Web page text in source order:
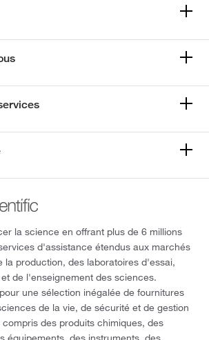
la science en offrant plus de 6 millions
d'assistance étendus aux marchés
la production, des laboratoires d'essai,
de l'enseignement des sciences.
une sélection inégalée de fournitures
de la vie, de sécurité et de gestion
des produits chimiques, des